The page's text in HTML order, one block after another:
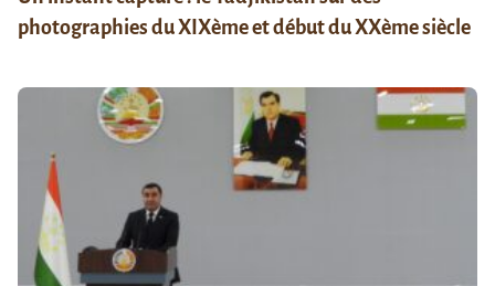
photographies du XIXème et début du XXème siècle